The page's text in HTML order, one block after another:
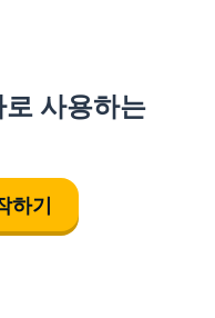
사용하는
하기